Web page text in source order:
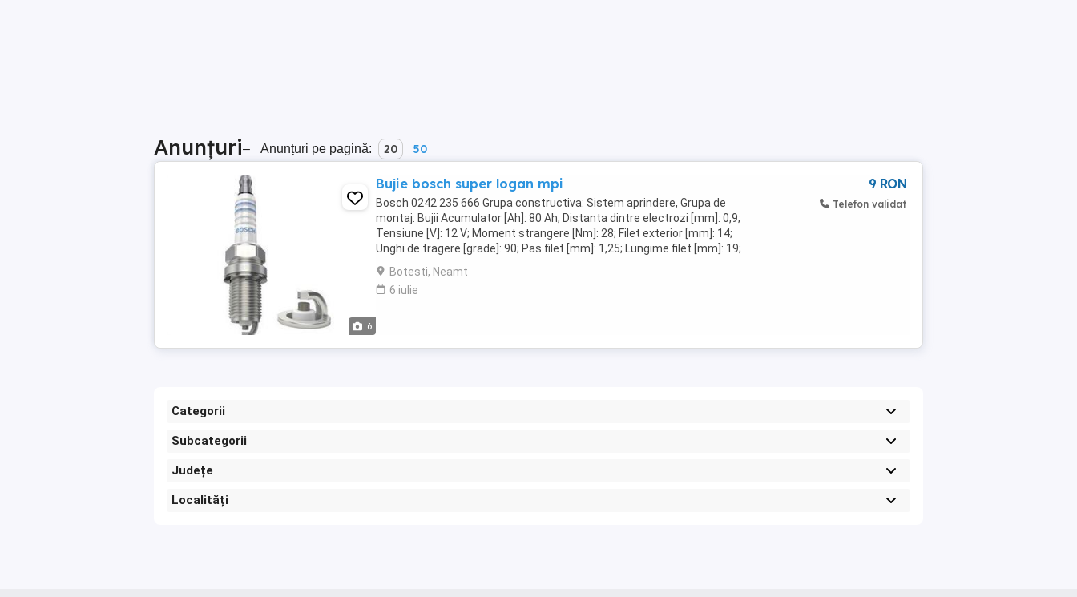
Anunțuri– Anunțuri pe pagină: 20 50
6
Bujie bosch super logan mpi
Bosch 0242 235 666 Grupa constructiva: Sistem aprindere, Grupa de
montaj: Bujii Acumulator [Ah]: 80 Ah; Distanta dintre electrozi [mm]: 0,9;
Tensiune [V]: 12 V; Moment strangere [Nm]: 28; Filet exterior [mm]: 14;
Unghi de tragere [grade]: 90; Pas filet [mm]: 1,25; Lungime filet [mm]: 19;
Deschidere ...
Botesti, Neamt
6 iulie
9 RON
Telefon validat
Categorii
Subcategorii
Județe
Localități